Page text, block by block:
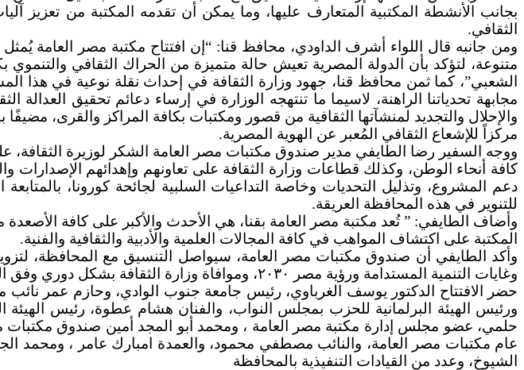
بجانب الأنشطة المكتبية المتعارف عليها، وما يمكن أن تقدمه المكتبة من تعزيز
الثقافي.
ومن جانبه قال اللواء أشرف الداودي، محافظ قنا: “إن افتتاح مكتبة مصر العامة يُمثل
متنوعة، لتؤكد بأن الدولة المصرية تعيش حالة متميزة من الحراك الثقافي
الشعبي”، كما ثمن محافظ قنا، جهود وزارة الثقافة في إحداث نقلة نوعية في هذا
مجابهة تحدياتنا الراهنة، لاسيما ما تنتهجه الوزارة في إرساء دعائم تحقيق
والإحلال والتجديد لمنشآتها الثقافية من قصور ومكتبات بكافة المراكز والقرى،
مركزاً للإشعاع الثقافي المُعبر عن الهوية المصرية.
ووجه السفير رضا الطايفي مدير صندوق مكتبات مصر العامة الشكر لوزيرة
كافة أنحاء الوطن، وكذلك قطاعات وزارة الثقافة على تعاونهم وإهدائهم
دعم المشروع، وتذليل التحديات وخاصة التداعيات السلبية لجائحة كورونا،
للتنوير في هذه المحافظة العريقة.
وأضاف الطايفي: ” تُعد مكتبة مصر العامة بقنا، هي الأحدث والأكبر على كافة
المكتبة على اكتشاف المواهب في كافة المجالات العلمية والأدبية والثقافية والفنية.
وأكد الطايفي أن صندوق مكتبات مصر العامة، سيواصل التنسيق مع المحافظة،
وغايات التنمية المستدامة ورؤية مصر ٢٠٣٠، وموافاة وزارة الثقافة بشكل دوري وفق النظام المعمول به في سائر مكتبات المنظومة.
حضر الافتتاح الدكتور يوسف الغرباوي، رئيس جامعة جنوب الوادي، وحازم عمر
ورئيس الهيئة البرلمانية للحزب بمجلس النواب، والفنان هشام عطوة، رئيس الهيئة
حلمي، عضو مجلس إدارة مكتبة مصر العامة ، ومحمد أبو المجد أمين صندوق مكتبات
عام مكتبات مصر العامة، والنائب مصطفي محمود، والعمدة امبارك عامر ، ومحمد
الشيوخ، وعدد من القيادات التنفيذية بالمحافظة